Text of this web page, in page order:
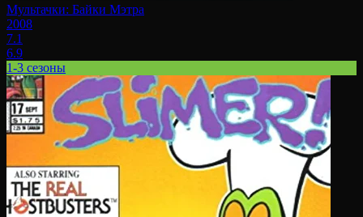
Мультачки: Байки Мэтра
2008
7.1
6.9
1-3 сезоны